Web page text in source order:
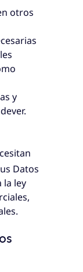
otros
y
Datos
la ley